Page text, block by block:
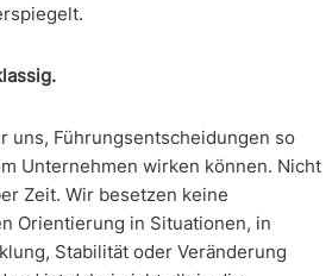
uns, Führungsentscheidungen so
Unternehmen wirken können. Nicht
Zeit. Wir besetzen keine
Orientierung in Situationen, in
Stabilität oder Veränderung